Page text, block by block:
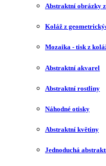
Abstraktní obrázky
Koláž z
Mozaika - tisk z
Abstraktní akvarel
Abstraktní rostliny
Náhodné otisky
Abstraktní květiny
Jednoduchá